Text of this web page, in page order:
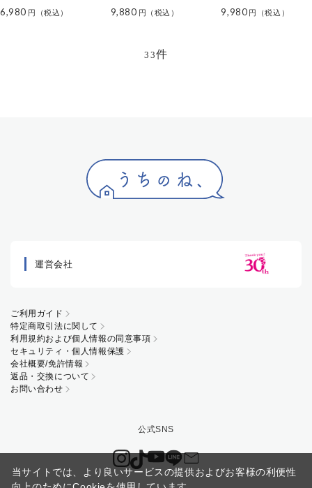
ロス
6,980
ロス専用 詰替え２個セ
9,880
特別セット
9,980
33件
運営会社
ご利用ガイド
特定商取引法に関して
利用規約および個人情報の同意事項
セキュリティ・個人情報保護
会社概要/免許情報
返品・交換について
お問い合わせ
当サイトでは、より良いサービスの提供およびお客様の利便性